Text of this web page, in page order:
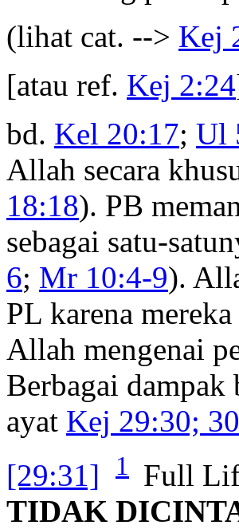
(lihat cat. --> Kej
[atau ref. Kej 2:24
bd. Kel 20:17; Ul
Allah secara
18:18). PB
sebagai satu-
6; Mr 10:4-9).
PL karena
Allah mengenai
Berbagai
ayat Kej 29:30;
[29:31]
1 Full
TIDAK